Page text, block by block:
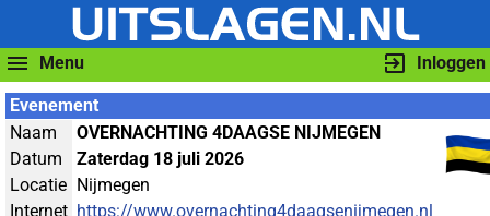
Menu Inloggen
Evenement
Naam
OVERNACHTING 4DAAGSE NIJMEGEN
Datum
Zaterdag 18 juli 2026
Locatie Nijmegen
Internet https://www.overnachting4daagsenijmegen.nl